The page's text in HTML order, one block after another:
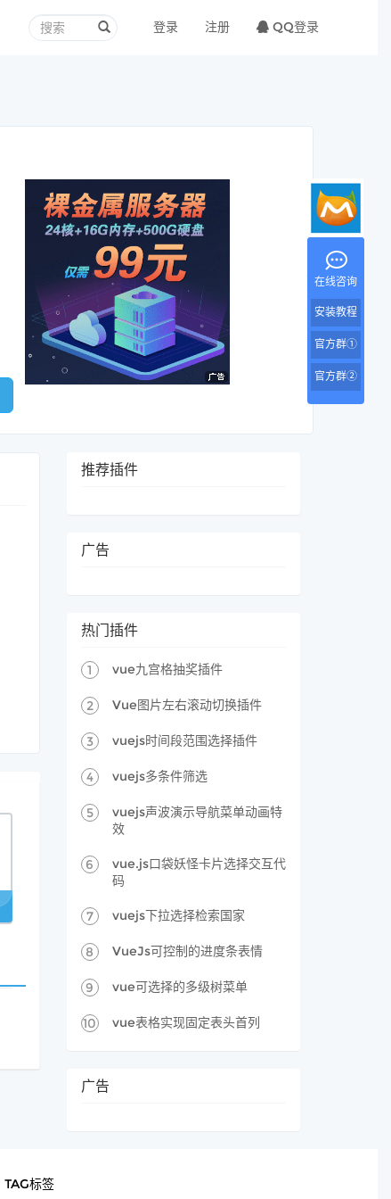
登录 注册 QQ登录
推荐插件
广告
热门插件
1 vue九宫格抽奖插件
2 Vue图片左右滚动切换插件
3 vuejs时间段范围选择插件
4 vuejs多条件筛选
5
vuejs声波演示导航菜单动画特
效
6
vue.js口袋妖怪卡片选择交互代
码
7 vuejs下拉选择检索国家
8 VueJs可控制的进度条表情
9 vue可选择的多级树菜单
10 vue表格实现固定表头首列
广告
TAG标签
在线咨询
安装教程
官方群①
官方群②